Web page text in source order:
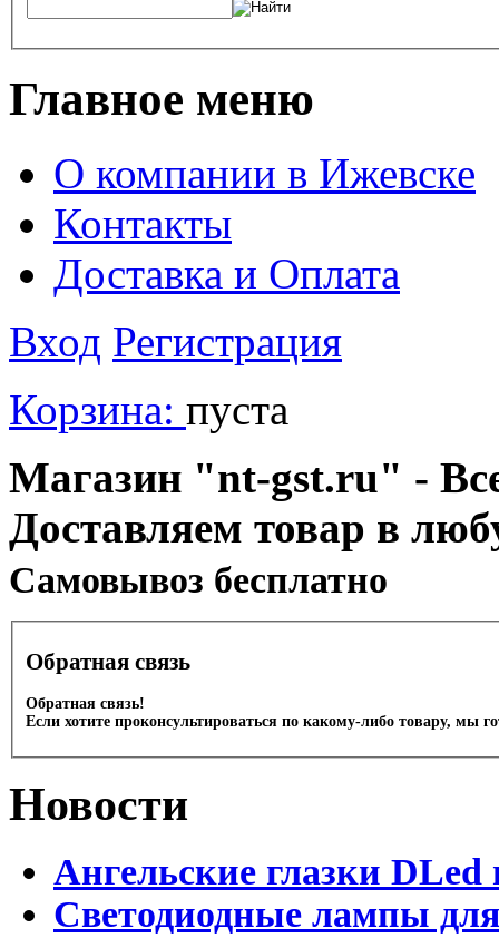
Главное меню
О компании в Ижевске
Контакты
Доставка и Оплата
Вход Регистрация
Корзина: пуста
Магазин "nt-gst.ru" -
Доставляем товар в
Cамовывоз бесплатно
Обратная связь
Обратная связь!
Если хотите проконсультироваться по какому-либо товару, мы
Новости
Ангельские глазки DLed
Светодиодные лампы